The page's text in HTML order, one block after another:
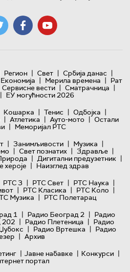
Регион | Свет | Србија данас |
Економија | Мерила времена | Рат
Сервисне вести | Сматрачница |
| ЕУ могућности 2026
Кошарка | Тенис | Одбојка |
| Атлетика | Ауто-мото | Остали
| Меморијал РТС
| Занимљивости | Музика |
| Свет познатих | Здравље |
| Дигитални предузетник |
хероје | Наизглед здрав
РТС 3 | РТС Свет | РТС Наука |
| РТС Класика | РТС Коло |
Музика | РТС Полетарац
1 | Радио Београд 2 | Радио
202 | Радио Плетеница | Радио
| Радио Вртешка | Радио
| Архив
| Јавне набавке | Конкурси |
портал